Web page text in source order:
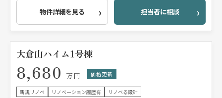
物件詳細を見る 担当者に相談
大倉山ハイム1号棟
8,680 万円 価格更新
新規リノベ リノベーション履歴有 リノベる設計